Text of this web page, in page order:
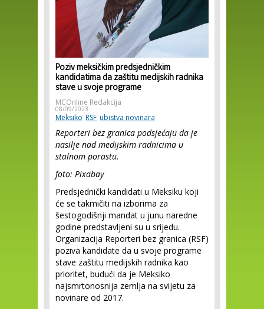
Poziv meksičkim predsjedničkim
kandidatima da zaštitu medijskih radnika
stave u svoje programe
MCOnline Redakcija
08/09/2023
Meksiko RSF ubistva novinara
Reporteri bez granica podsjećaju da je
nasilje nad medijskim radnicima u
stalnom porastu.
foto: Pixabay
Predsjednički kandidati u Meksiku koji
će se takmičiti na izborima za
šestogodišnji mandat u junu naredne
godine predstavljeni su u srijedu.
Organizacija Reporteri bez granica (RSF)
poziva kandidate da u svoje programe
stave zaštitu medijskih radnika kao
prioritet, budući da je Meksiko
najsmrtonosnija zemlja na svijetu za
novinare od 2017.